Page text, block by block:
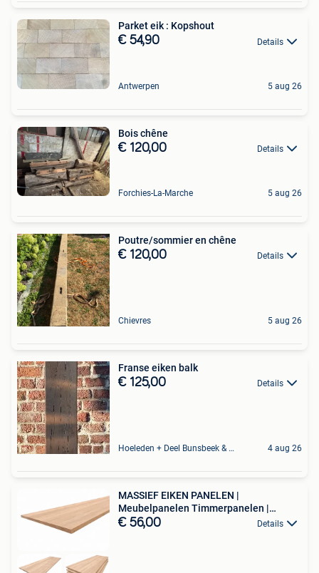
Parket eik : Kopshout
€ 54,90 Details
Antwerpen 5 aug 26
Bois chêne
€ 120,00 Details
Forchies-La-Marche 5 aug 26
Poutre/sommier en chêne
€ 120,00 Details
Chievres 5 aug 26
Franse eiken balk
€ 125,00 Details
Hoeleden + Deel Bunsbeek & Sint-Magriete-Houtem 4 aug 26
MASSIEF EIKEN PANELEN |
Meubelpanelen Timmerpanelen |
Paneel
€ 56,00 Details